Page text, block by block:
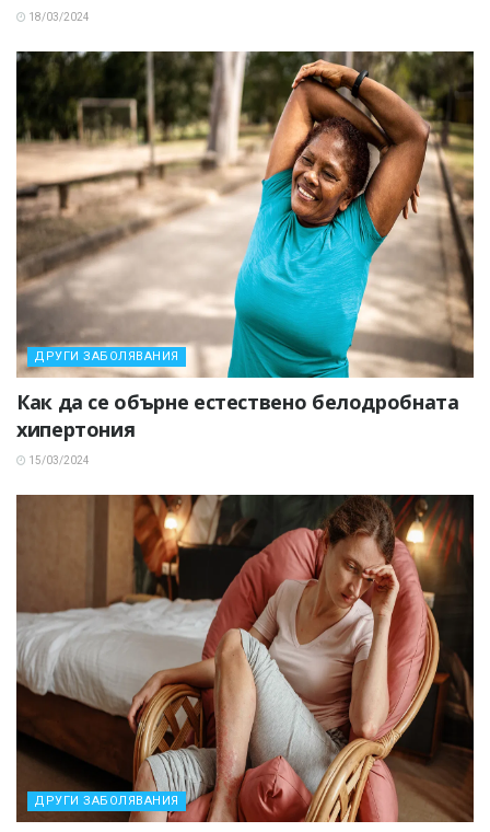
18/03/2024
ДРУГИ ЗАБОЛЯВАНИЯ
Как да се обърне естествено белодробната
хипертония
15/03/2024
ДРУГИ ЗАБОЛЯВАНИЯ